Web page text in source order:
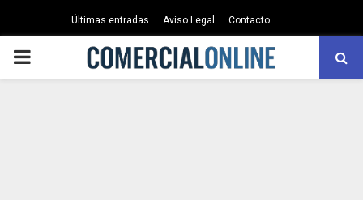
Últimas entradas Aviso Legal Contacto
PRIMARY